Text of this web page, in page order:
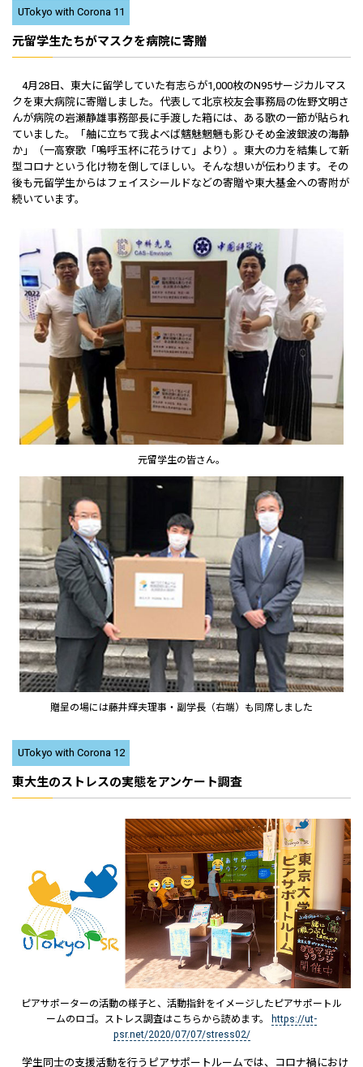
UTokyo with Corona 11
元留学生たちがマスクを病院に寄贈
4月28日、東大に留学していた有志らが1,000枚のN95サージカルマス
クを東大病院に寄贈しました。代表して北京校友会事務局の佐野文明さ
んが病院の岩瀬静雄事務部長に手渡した箱には、ある歌の一節が貼られ
ていました。「舳に立ちて我よべば魑魅魍魎も影ひそめ金波銀波の海静
か」（一高寮歌「嗚呼玉杯に花うけて」より）。東大の力を結集して新
型コロナという化け物を倒してほしい。そんな想いが伝わります。その
後も元留学生からはフェイスシールドなどの寄贈や東大基金への寄附が
続いています。
元留学生の皆さん。
贈呈の場には藤井輝夫理事・副学長（右端）も同席しました
UTokyo with Corona 12
東大生のストレスの実態をアンケート調査
ピアサポーターの活動の様子と、活動指針をイメージしたピアサポートル
ームのロゴ。ストレス調査はこちらから読めます。
https://ut-
psr.net/2020/07/07/stress02/
学生同士の支援活動を行うピアサポートルームでは、コロナ禍におけ